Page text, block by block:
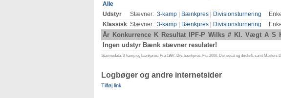
Alle
Udstyr
Stævner: 3-kamp Bænkpres Divisionsturnering
Klassisk Stævner: 3-kamp Bænkpres Divisionsturnering
År Konkurrence K Resultat IPF-P Wilks # Kl. Vægt A S
Ingen udstyr Bænk stævner resulater!
Stævnedata: 3-kamp og bænkpres: Fra 1997. Div. bænkpres: Fra 2000. Div. squat og dødløft, samt Masters
Logbøger og andre internetsider
Tilføj link